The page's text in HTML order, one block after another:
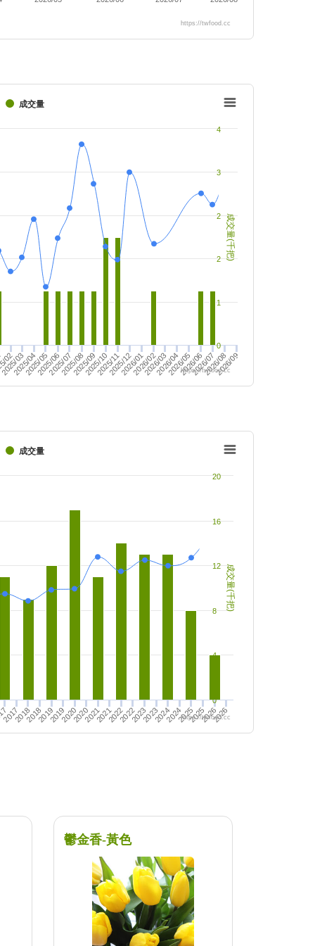
https://twfood.cc
成交量(千把)
成交量
02
2025/032025/042025/052025/062025/072025/082025/092025/102025/112025/122026/012026/02
2026/032026/042026/052026/062026/072026/08
2026/09
0
1
2
2
3
4
https://twfood.cc
成交量(千把)
成交量
2017201820182019201920202020202120212022202220232023202420242025202520262026
0
4
8
12
16
20
https://twfood.cc
鬱金香-黃色